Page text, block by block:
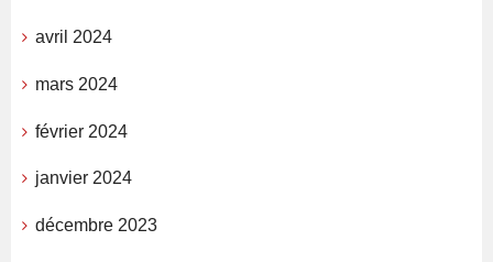
avril 2024
mars 2024
février 2024
janvier 2024
décembre 2023